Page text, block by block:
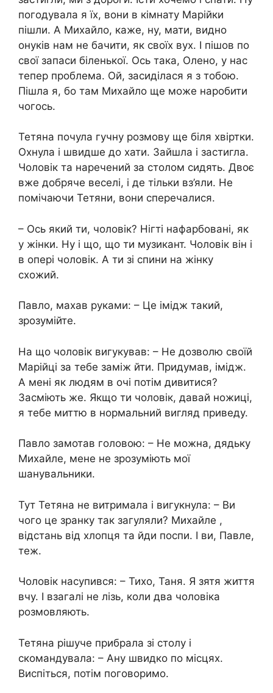
погодувала я їх, вони в кімнату Марійки
пішли. А Михайло, каже, ну, мати, видно
онуків нам не бачити, як своїх вух. І пішов по
свої запаси біленької. Ось така, Олено, у нас
тепер проблема. Ой, засиділася я з тобою.
Пішла я, бо там Михайло ще може наробити
чогось.
Тетяна почула гучну розмову ще біля хвіртки.
Охнула і швидше до хати. Зайшла і застигла.
Чоловік та наречений за столом сидять. Двоє
вже добряче веселі, і де тільки вз’яли. Не
помічаючи Тетяни, вони сперечалися.
– Ось який ти, чоловік? Нігті нафарбовані, як
у жінки. Ну і що, що ти музикант. Чоловік він і
в опері чоловік. А ти зі спини на жінку
схожий.
Павло, махав руками: – Це імідж такий,
зрозумійте.
На що чоловік вигукував: – Не дозволю своїй
Марійці за тебе заміж йти. Придумав, імідж.
А мені як людям в очі потім дивитися?
Засміють же. Якщо ти чоловік, давай ножиці,
я тебе миттю в нормальний вигляд приведу.
Павло замотав головою: – Не можна, дядьку
Михайле, мене не зрозуміють мої
шанувальники.
Тут Тетяна не витримала і вигукнула: – Ви
чого це зранку так загуляли? Михайле ,
відстань від хлопця та йди поспи. І ви, Павле,
теж.
Чоловік насупився: – Тихо, Таня. Я зятя життя
вчу. І взагалі не лізь, коли два чоловіка
розмовляють.
Тетяна рішуче прибрала зі столу і
скомандувала: – Ану швидко по місцях.
Виспіться, потім поговоримо.